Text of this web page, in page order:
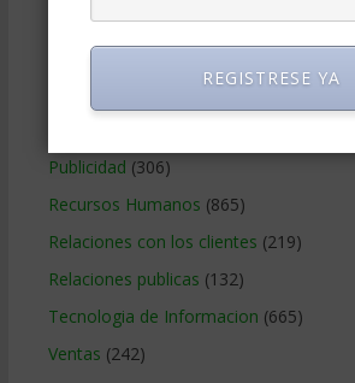
Métodos Gerenciales(280)
Negocios Internacionales(2.257)
(1.405)
Publicidad (306)
Recursos Humanos (865)
Relaciones con los clientes (219)
Relaciones publicas (132)
Tecnologia de Informacion (665)
Ventas (242)
REGISTRESE YA